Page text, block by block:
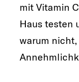
mit Vitamin
Haus testen
warum